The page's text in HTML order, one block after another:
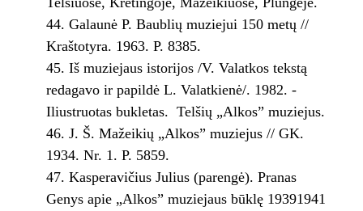
Galaunė P. Baublių muziejui 150 metų //
Kraštotyra. 1963. P. 83­85.
Iš muziejaus istorijos /V. Valatkos tekstą
redagavo ir papildė L. Valatkienė/. 1982. ­
Iliustruotas bukletas. ­ Telšių „Alkos” muziejus.
J. Š. Mažeikių „Alkos” muziejus // GK.
1934. Nr. 1. P. 58­59.
Kasperavičius Julius (parengė). Pranas
Genys apie „Alkos” muziejaus būklę 1939­1941